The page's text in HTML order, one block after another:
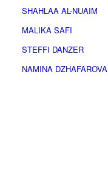
SHAHLAA AL-NUAIM
MALIKA SAFI
STEFFI DANZER
NAMINA DZHAFAROVA